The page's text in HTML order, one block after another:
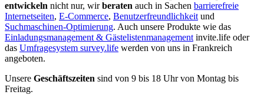
entwickeln nicht nur, wirberaten auch in Sachen barrierefreie
Internetseiten, E-Commerce, Benutzerfreundlichkeit und
Suchmaschinen-Optimierung. Auch unsere Produkte wie das
Einladungsmanagement & Gästelistenmanagement invite.life oder
das Umfragesystem survey.life werden von uns in Frankreich
angeboten.
Unsere Geschäftszeiten sind von 9 bis 18 Uhr von Montag bis
Freitag.